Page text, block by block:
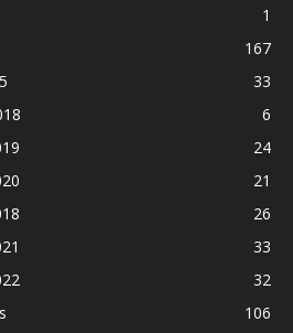
1
167
33
6
24
21
26
33
32
106